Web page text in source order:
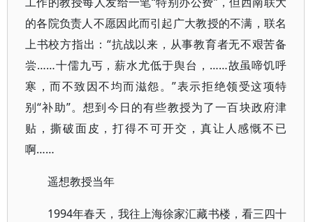
的各院负责人不愿因此而引起广大教授的不满，联名
上书校方指出：“抗战以来，从事教育者无不艰苦备
尝……十儒九丐，薪水尤低于舆台，……故虽啼饥呼
寒，而不致因不均而滋怨。”表示拒绝领受这项特
别“补助”。想到今日的有些教授为了一百块政府津
贴，撕破面皮，打得不可开交，真让人感慨不已
啊……
遥想教授当年
1994年春天，我往上海徐家汇藏书楼，看三四十